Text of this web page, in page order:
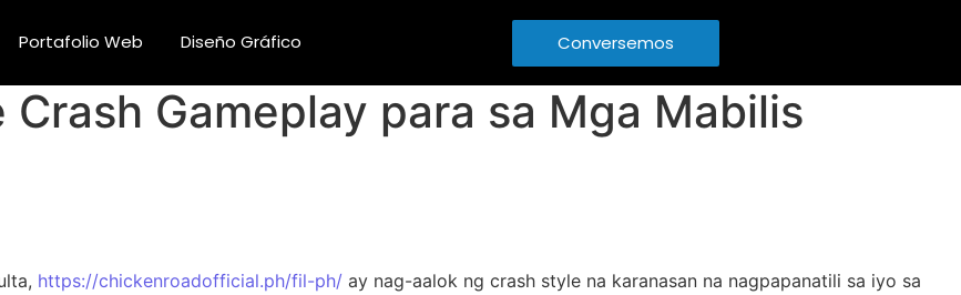
Portafolio Web Diseño Gráfico Conversemos
Crash Gameplay para sa Mga Mabilis
https://chickenroadofficial.ph/fil-ph/ ay nag-aalok ng crash style na karanasan na nagpapanatili sa iyo sa